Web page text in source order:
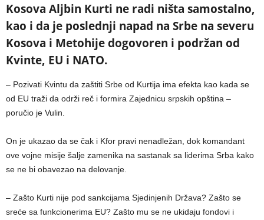
Kosova Aljbin Kurti ne radi ništa samostalno,
kao i da je poslednji napad na Srbe na severu
Kosova i Metohije dogovoren i podržan od
Kvinte, EU i NATO.
– Pozivati Kvintu da zaštiti Srbe od Kurtija ima efekta kao kada se
od EU traži da održi reč i formira Zajednicu srpskih opština –
poručio je Vulin.
On je ukazao da se čak i Kfor pravi nenadležan, dok komandant
ove vojne misije šalje zamenika na sastanak sa liderima Srba kako
se ne bi obavezao na delovanje.
– Zašto Kurti nije pod sankcijama Sjedinjenih Država? Zašto se
sreće sa funkcionerima EU? Zašto mu se ne ukidaju fondovi i